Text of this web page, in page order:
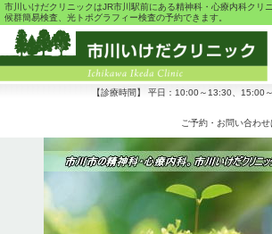
市川いけだクリニックはJR市川駅前にある精神科・心療内科ク
候群簡易検査、光トポグラフィー検査の予約できます。
【診療時間】 平日：10:00～13:30、
ご予約・お問い合わ